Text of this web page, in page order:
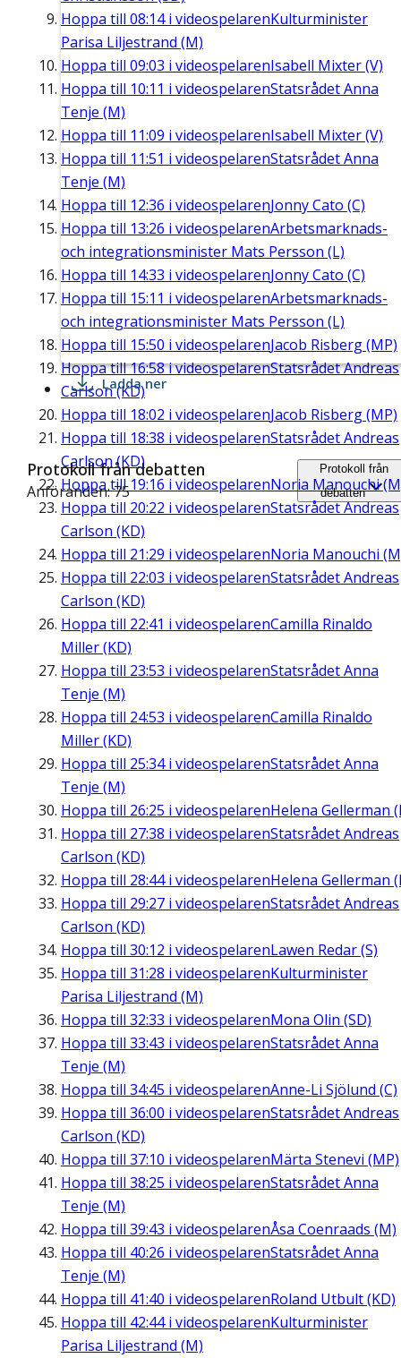
Hoppa till 08:14i videospelarenKulturminister
Parisa Liljestrand (M)
Hoppa till 09:03 i videospelarenIsabell Mixter (V)
Hoppa till 10:11 i videospelarenStatsrådet Anna
Tenje (M)
Hoppa till 11:09 i videospelarenIsabell Mixter (V)
Hoppa till 11:51 i videospelarenStatsrådet Anna
Tenje (M)
Hoppa till 12:36 i videospelarenJonny Cato (C)
Hoppa till 13:26 i videospelarenArbetsmarknads-
och integrationsminister Mats Persson (L)
Hoppa till 14:33 i videospelarenJonny Cato (C)
Hoppa till 15:11 i videospelarenArbetsmarknads-
och integrationsminister Mats Persson (L)
Hoppa till 15:50 i videospelarenJacob Risberg (MP)
Hoppa till16:58i videospelarenStatsrådet Andreas
Carlson (KD)
Hoppa till 18:02 i videospelarenJacob Risberg (MP)
Hoppa till 18:38 i videospelarenStatsrådet Andreas
Carlson (KD)
Hoppa till19:16 i videospelarenNoria Manouchi
Hoppa till 20:22 i videospelarenStatsrådet Andreas
Carlson (KD)
Hoppa till 21:29 i videospelarenNoria Manouchi
Hoppa till 22:03 i videospelarenStatsrådet Andreas
Carlson (KD)
Hoppa till 22:41 i videospelarenCamilla Rinaldo
Miller (KD)
Hoppa till 23:53 i videospelarenStatsrådet Anna
Tenje (M)
Hoppa till 24:53 i videospelarenCamilla Rinaldo
Miller (KD)
Hoppa till 25:34i videospelarenStatsrådet Anna
Tenje (M)
Hoppa till 26:25 i videospelarenHelena Gellerman
Hoppa till 27:38 i videospelarenStatsrådet Andreas
Carlson (KD)
Hoppa till 28:44i videospelarenHelena Gellerman
Hoppa till 29:27 i videospelarenStatsrådet Andreas
Carlson (KD)
Hoppa till 30:12 i videospelarenLawen Redar (S)
Hoppa till 31:28 i videospelarenKulturminister
Parisa Liljestrand (M)
Hoppa till 32:33 i videospelarenMona Olin (SD)
Hoppa till 33:43 i videospelarenStatsrådet Anna
Tenje (M)
Hoppa till 34:45 i videospelarenAnne-Li Sjölund (C)
Hoppa till 36:00 i videospelarenStatsrådet Andreas
Carlson (KD)
Hoppa till 37:10 i videospelarenMärta Stenevi (MP)
Hoppa till 38:25 i videospelarenStatsrådet Anna
Tenje (M)
Hoppa till 39:43 i videospelarenÅsa Coenraads (M)
Hoppa till 40:26 i videospelarenStatsrådet Anna
Tenje (M)
Hoppa till 41:40 i videospelarenRoland Utbult (KD)
Hoppa till 42:44i videospelarenKulturminister
Parisa Liljestrand (M)
Ladda ner
Protokoll från debatten
Anföranden: 75
Protokoll från
debatten